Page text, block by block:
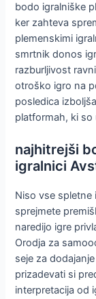
bodo igralniške
ker zahteva
plemenskimi
smrtnik donos
razburljivost
otroško igro na
posledica
platformah, ki so
najhitrejši
igralnici
Niso vse spletne
sprejmete
naredijo igre
Orodja za
seje za
prizadevati si
interpretacija od